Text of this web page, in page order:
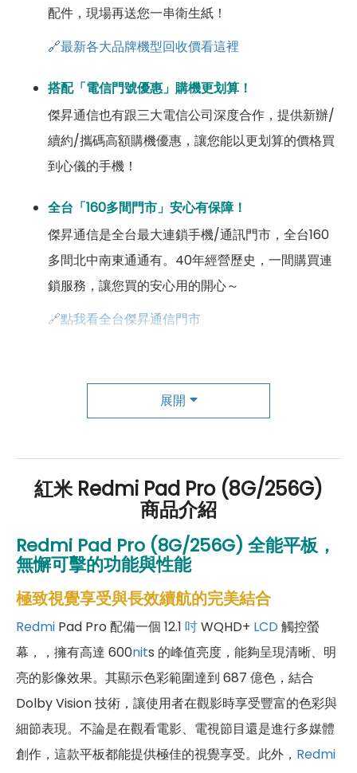
配件，現場再送您一串衛生紙！
🔗最新各大品牌機型回收價看這裡
搭配「電信門號優惠」購機更划算！
傑昇通信也有跟三大電信公司深度合作，提供新辦/
續約/攜碼高額購機優惠，讓您能以更划算的價格買
到心儀的手機！
全台「160多間門市」安心有保障！
傑昇通信是全台最大連鎖手機/通訊門市，全台160
多間北中南東通通有。40年經營歷史，一間購買連
鎖服務，讓您買的安心用的開心～
🔗點我看全台傑昇通信門市
傑昇尊榮會員除了可以「消費集點兌換商品」，每半
年還有「200元配件購物金」，每年再送「VIP生日
展開
紅米 Redmi Pad Pro (8G/256G)
商品介紹
Redmi Pad Pro (8G/256G) 全能平板，
無懈可擊的功能與性能
極致視覺享受與長效續航的完美結合
Redmi Pad Pro 配備一個 12.1 吋WQHD+ LCD 觸控螢
幕，，擁有高達 600nits 的峰值亮度，能夠呈現清晰、明
亮的影像效果。其顯示色彩範圍達到 687 億色，結合
Dolby Vision 技術，讓使用者在觀影時享受豐富的色彩與
細節表現。不論是在觀看電影、電視節目還是進行多媒體
創作，這款平板都能提供極佳的視覺享受。此外， Redmi